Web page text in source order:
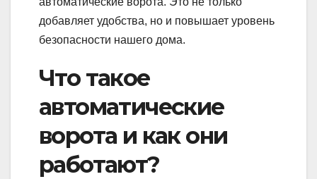
добавляет удобства, но и повышает уровень
безопасности нашего дома.
Что такое
автоматические
ворота и как они
работают?